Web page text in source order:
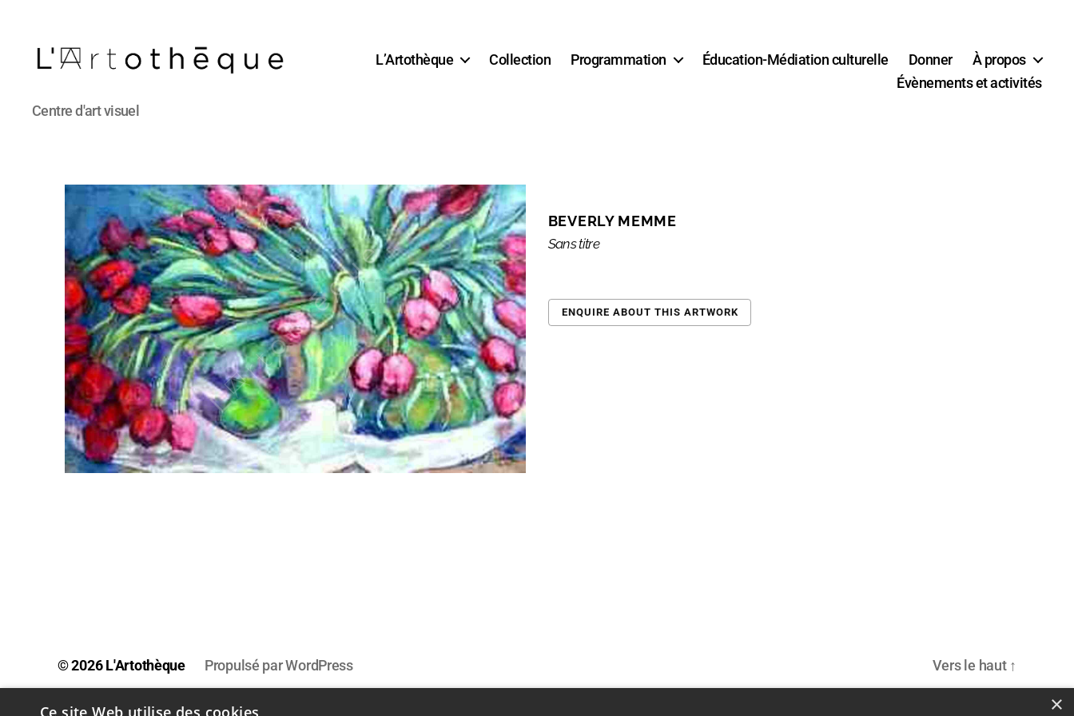
L'Artothèque
Centre d'art visuel
L’Artothèque Collection Programmation Éducation-Médiation culturelle Donner
À propos
Évènements et activités
BEVERLY MEMME
Sans titre
ENQUIRE ABOUT THIS ARTWORK
© 2026L'Artothèque Propulsé par WordPress Vers le haut ↑
×
Ce site Web utilise des cookies